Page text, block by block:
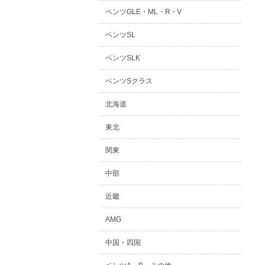
ベンツGLE・ML・R・V
ベンツSL
ベンツSLK
ベンツSクラス
北海道
東北
関東
中部
近畿
AMG
中国・四国